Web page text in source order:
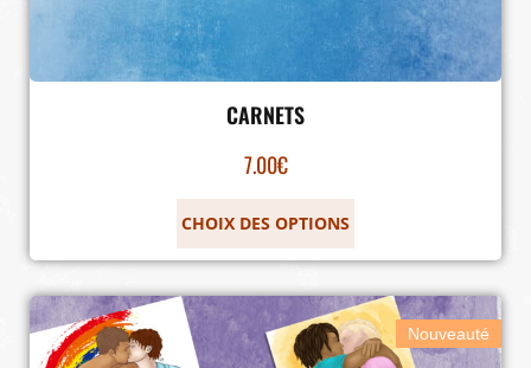
CARNETS
7.00€
CHOIX DES OPTIONS
Nouveauté